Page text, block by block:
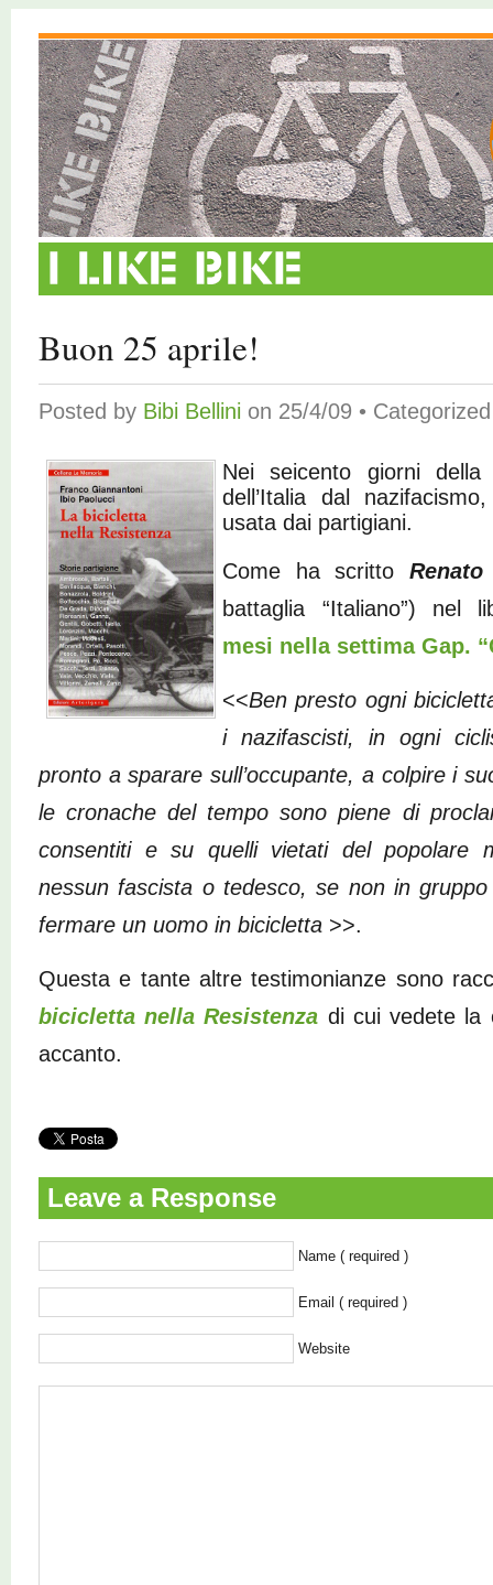
Buon 25 aprile!
Posted by Bibi Bellini on 25/4/09 •
Nei seicento giorni
dell’Italia dal
usata dai partigiani.
Come ha scritto
battaglia “Italiano”) nel
mesi nella settima Gap.
<<Ben presto ogni
i nazifascisti, in ogni
pronto a sparare sull’occupante, a colpire i
le cronache del tempo sono piene di
consentiti e su quelli vietati del popolare
nessun fascista o tedesco, se non in
fermare un uomo in bicicletta >>.
Questa e tante altre testimonianze sono
bicicletta nella Resistenza di cui vedete la
accanto.
Leave a Response
Name ( required )
Email ( required )
Website